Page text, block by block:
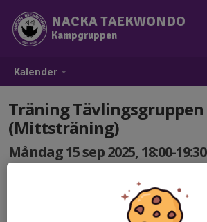
Kalender
NACKA TAEKWONDO
Kampgruppen
Träning Tävlingsgruppen
(Mittsträning)
Måndag 15 sep 2025, 18:00-19:30
Griffelvägen 17 (Karatelokalen)